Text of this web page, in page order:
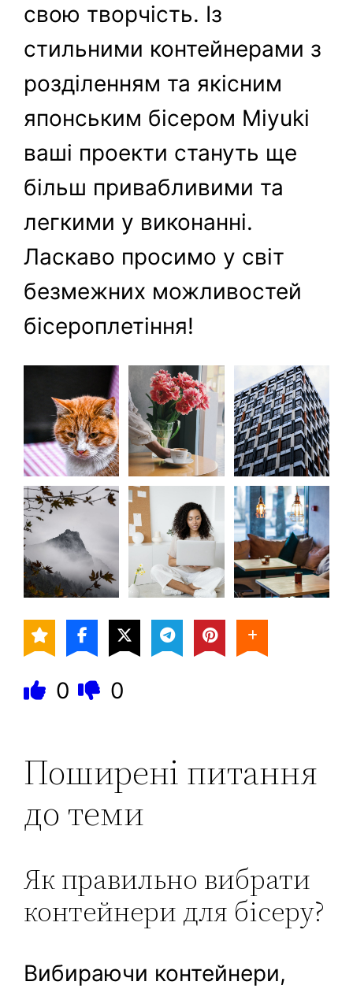
свою творчість. Із
стильними контейнерами з
розділенням та якісним
японським бісером Miyuki
ваші проекти стануть ще
більш привабливими та
легкими у виконанні.
Ласкаво просимо у світ
безмежних можливостей
бісероплетіння!
0 0
Поширені питання
до теми
Як правильно вибрати
контейнери для бісеру?
Вибираючи контейнери,